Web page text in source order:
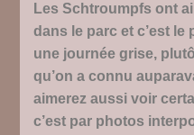
Les Schtroumpfs ont
dans le parc et c’est le
une journée grise,
qu’on a connu
aimerez aussi voir
c’est par photos